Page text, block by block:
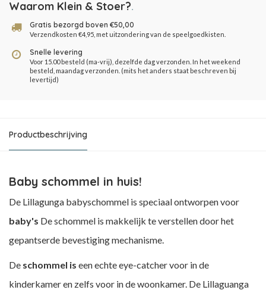
Waarom Klein & Stoer?.
Gratis bezorgd boven €50,00
Verzendkosten €4,95, met uitzondering van de speelgoedkisten.
Snelle levering
Voor 15.00 besteld (ma-vrij), dezelfde dag verzonden. In het weekend
besteld, maandag verzonden. (mits het anders staat beschreven bij
levertijd)
Productbeschrijving
Baby schommel in huis!
De Lillagunga babyschommel is speciaal ontworpen voor
baby's De schommel is makkelijk te verstellen door het
gepantserde bevestiging mechanisme.
De schommel is een echte eye-catcher voor in de
kinderkamer en zelfs voor in de woonkamer. De Lillaguanga